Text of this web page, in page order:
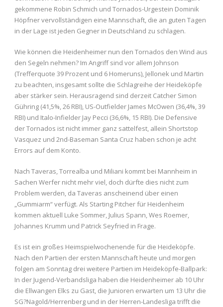
gekommene Robin Schmich und Tornados-Urgestein Dominik
Höpfner vervollständigen eine Mannschaft, die an guten Tagen
in der Lage ist jeden Gegner in Deutschland zu schlagen.
Wie können die Heidenheimer nun den Tornados den Wind aus
den Segeln nehmen? Im Angriff sind vor allem Johnson
(Trefferquote 39 Prozent und 6 Homeruns), Jellonek und Martin
zu beachten, insgesamt sollte die Schlagreihe der Heideköpfe
aber stärker sein. Herausragend sind derzeit Catcher Simon
Gühring (41,5%, 26 RBI), US-Outfielder James McOwen (36,4%, 39
RBI) und Italo-Infielder Jay Pecci (36,6%, 15 RBI). Die Defensive
der Tornados ist nicht immer ganz sattelfest, allein Shortstop
Vasquez und 2nd-Baseman Santa Cruz haben schon je acht
Errors auf dem Konto.
Nach Taveras, Torrealba und Miliani kommt bei Mannheim in
Sachen Werfer nicht mehr viel, doch dürfte dies nicht zum
Problem werden, da Taveras anscheinend über einen
„Gummiarm“ verfügt. Als Starting Pitcher für Heidenheim
kommen aktuell Luke Sommer, Julius Spann, Wes Roemer,
Johannes Krumm und Patrick Seyfried in Frage.
Es ist ein großes Heimspielwochenende für die Heideköpfe.
Nach den Partien der ersten Mannschaft heute und morgen
folgen am Sonntag drei weitere Partien im Heideköpfe-Ballpark:
In der Jugend-Verbandsliga haben die Heidenheimer ab 10 Uhr
die Ellwangen Elks zu Gast, die Junioren erwarten um 13 Uhr die
SG?Nagold/Herrenberg und in der Herren-Landesliga trifft die